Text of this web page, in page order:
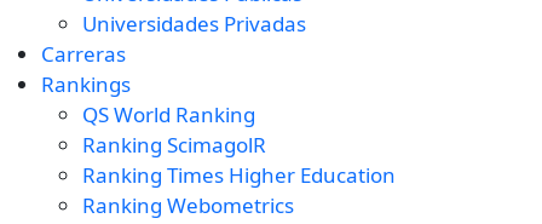
Universidades Privadas
Carreras
Rankings
QS World Ranking
Ranking ScimagolR
Ranking Times Higher Education
Ranking Webometrics